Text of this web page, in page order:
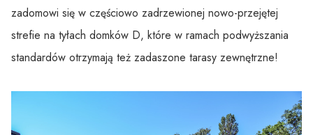
zadomowi się w częściowo zadrzewionej nowo-przejętej
strefie na tyłach domków D, które w ramach podwyższania
standardów otrzymają też zadaszone tarasy zewnętrzne!